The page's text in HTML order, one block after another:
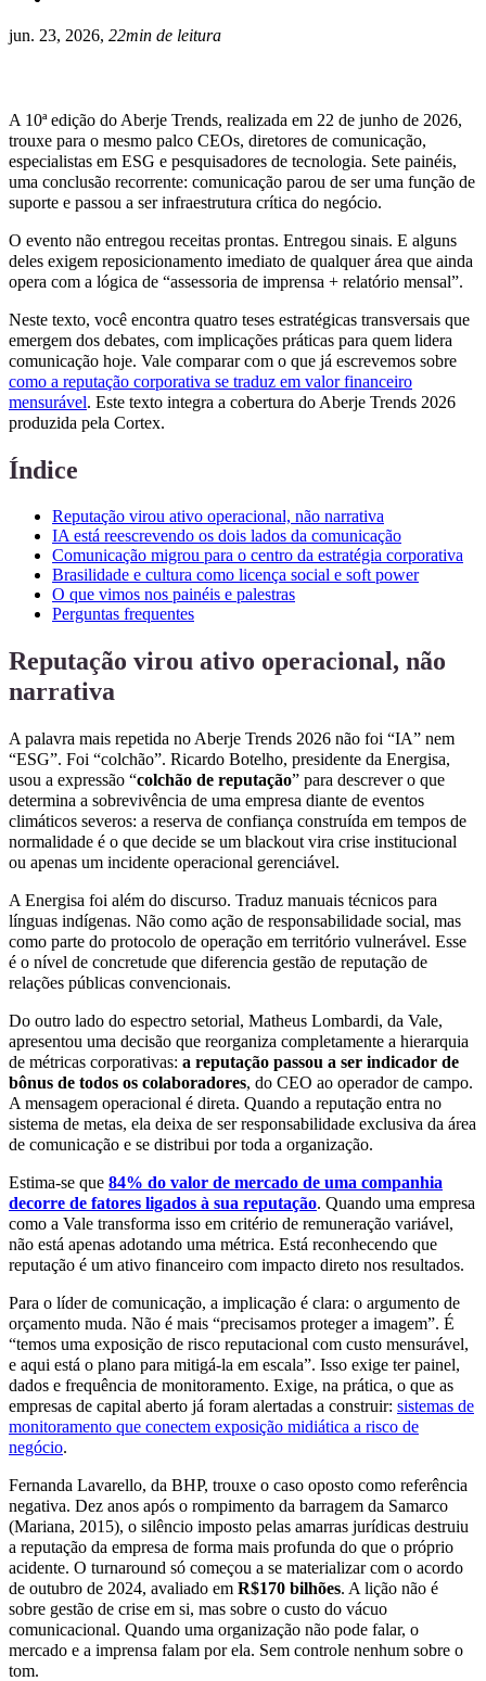
jun. 23, 2026, 22min de leitura
A 10ª edição do Aberje Trends, realizada em 22 de junho de 2026,
trouxe para o mesmo palco CEOs, diretores de comunicação,
especialistas em ESG e pesquisadores de tecnologia. Sete painéis,
uma conclusão recorrente: comunicação parou de ser uma função de
suporte e passou a ser infraestrutura crítica do negócio.
O evento não entregou receitas prontas. Entregou sinais. E alguns
deles exigem reposicionamento imediato de qualquer área que ainda
opera com a lógica de “assessoria de imprensa + relatório mensal”.
Neste texto, você encontra quatro teses estratégicas transversais que
emergem dos debates, com implicações práticas para quem lidera
comunicação hoje. Vale comparar com o que já escrevemos sobre
como a reputação corporativa se traduz em valor financeiro
mensurável. Este texto integra a cobertura do Aberje Trends 2026
produzida pela Cortex.
Índice
Reputação virou ativo operacional, não narrativa
IA está reescrevendo os dois lados da comunicação
Comunicação migrou para o centro da estratégia corporativa
Brasilidade e cultura como licença social e soft power
O que vimos nos painéis e palestras
Perguntas frequentes
Reputação virou ativo operacional, não
narrativa
A palavra mais repetida no Aberje Trends 2026 não foi “IA” nem
“ESG”. Foi “colchão”. Ricardo Botelho, presidente da Energisa,
usou a expressão “colchão de reputação” para descrever o que
determina a sobrevivência de uma empresa diante de eventos
climáticos severos: a reserva de confiança construída em tempos de
normalidade é o que decide se um blackout vira crise institucional
ou apenas um incidente operacional gerenciável.
A Energisa foi além do discurso. Traduz manuais técnicos para
línguas indígenas. Não como ação de responsabilidade social, mas
como parte do protocolo de operação em território vulnerável. Esse
é o nível de concretude que diferencia gestão de reputação de
relações públicas convencionais.
Do outro lado do espectro setorial, Matheus Lombardi, da Vale,
apresentou uma decisão que reorganiza completamente a hierarquia
de métricas corporativas: a reputação passou a ser indicador de
bônus de todos os colaboradores, do CEO ao operador de campo.
A mensagem operacional é direta. Quando a reputação entra no
sistema de metas, ela deixa de ser responsabilidade exclusiva da área
de comunicação e se distribui por toda a organização.
Estima-se que 84% do valor de mercado de uma companhia
decorre de fatores ligados à sua reputação. Quando uma empresa
como a Vale transforma isso em critério de remuneração variável,
não está apenas adotando uma métrica. Está reconhecendo que
reputação é um ativo financeiro com impacto direto nos resultados.
Para o líder de comunicação, a implicação é clara: o argumento de
orçamento muda. Não é mais “precisamos proteger a imagem”. É
“temos uma exposição de risco reputacional com custo mensurável,
e aqui está o plano para mitigá-la em escala”. Isso exige ter painel,
dados e frequência de monitoramento. Exige, na prática, o que as
empresas de capital aberto já foram alertadas a construir: sistemas de
monitoramento que conectem exposição midiática a risco de
negócio.
Fernanda Lavarello, da BHP, trouxe o caso oposto como referência
negativa. Dez anos após o rompimento da barragem da Samarco
(Mariana, 2015), o silêncio imposto pelas amarras jurídicas destruiu
a reputação da empresa de forma mais profunda do que o próprio
acidente. O turnaround só começou a se materializar com o acordo
de outubro de 2024, avaliado em R$170 bilhões. A lição não é
sobre gestão de crise em si, mas sobre o custo do vácuo
comunicacional. Quando uma organização não pode falar, o
mercado e a imprensa falam por ela. Sem controle nenhum sobre o
tom.